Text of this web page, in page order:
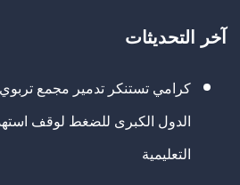
آخر التحديثات
كرامي تستنكر تدمير مجمع تربوي
الدول الكبرى للضغط لوقف
التعليمية